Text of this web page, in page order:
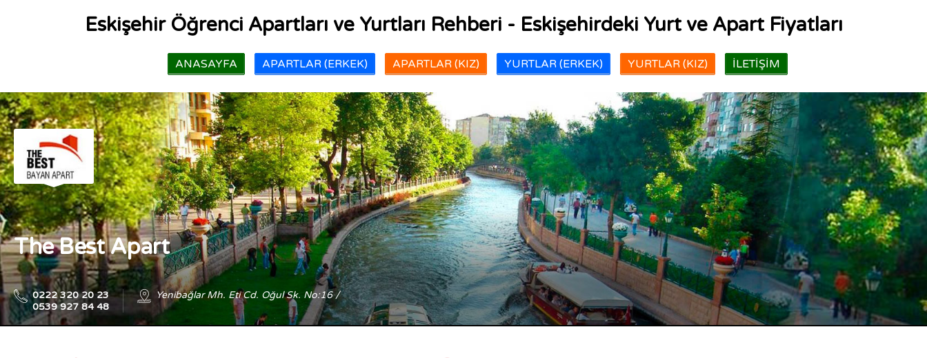
Eskişehir Öğrenci Apartları ve Yurtları Rehberi - Eskişehirdeki Yurt ve Apart Fiyatları
ANASAYFA APARTLAR (ERKEK) APARTLAR (KIZ) YURTLAR (ERKEK) YURTLAR (KIZ) İLETIŞIM
The Best Apart
0222 320 20 23
0539 927 84 48
Yenibağlar Mh. Eti Cd. Oğul Sk. No:16 /